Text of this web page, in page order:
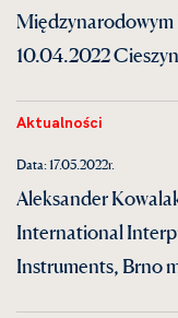
Międzynarodowym
10.04.2022 Cieszyn
Aktualności
Data: 17.05.2022r.
Aleksander
International
Instruments, Brno